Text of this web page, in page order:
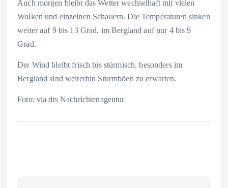
Auch morgen bleibt das Wetter wechselhaft mit vielen
Wolken und einzelnen Schauern. Die Temperaturen sinken
weiter auf 9 bis 13 Grad, im Bergland auf nur 4 bis 9
Grad.
Der Wind bleibt frisch bis stürmisch, besonders im
Bergland sind weiterhin Sturmböen zu erwarten.
Foto: via dts Nachrichtenagentur